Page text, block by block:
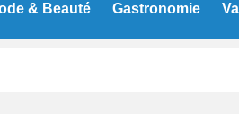
& Beauté Gastronomie